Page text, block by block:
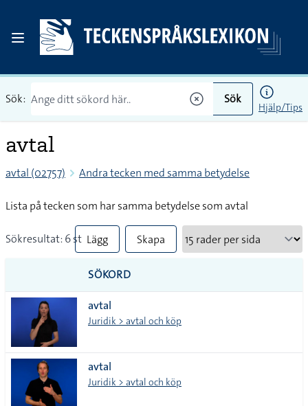
Sök: Sök
Hjälp/Tips
avtal
avtal (02757) Andra tecken med samma betydelse
Lista på tecken som har samma betydelse som avtal
Sökresultat: 6 st Lägg
till
alla i
lista
Skapa
SÖKORD
avtal
Juridik > avtal och köp
avtal
Juridik > avtal och köp